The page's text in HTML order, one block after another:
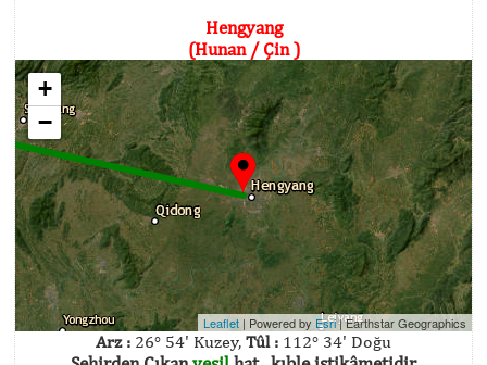
Hengyang
(Hunan / Çin )
+
−
Leaflet | Powered by Esri|Earthstar Geographics
Arz : 26° 54' Kuzey, Tûl : 112° 34' Doğu